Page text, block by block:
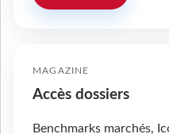
MAGAZINE
Accès dossiers
Benchmarks marchés,